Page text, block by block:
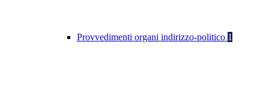
Provvedimenti organi indirizzo-politico 1